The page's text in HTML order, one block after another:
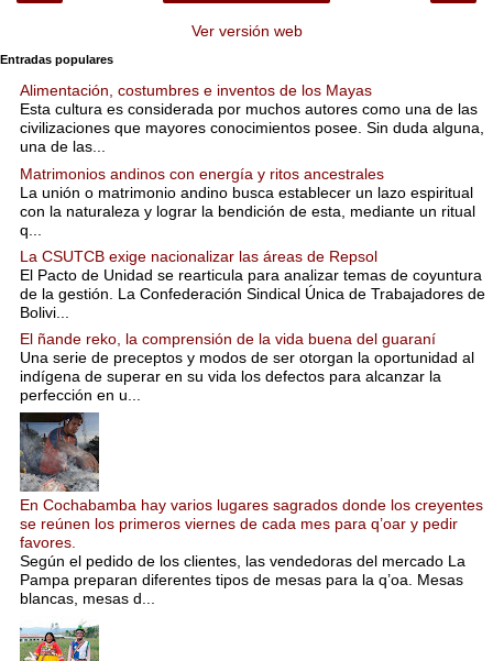
Ver versión web
Entradas populares
Alimentación, costumbres e inventos de los Mayas
Esta cultura es considerada por muchos autores como una de las
civilizaciones que mayores conocimientos posee. Sin duda alguna,
una de las...
Matrimonios andinos con energía y ritos ancestrales
La unión o matrimonio andino busca establecer un lazo espiritual
con la naturaleza y lograr la bendición de esta, mediante un ritual
q...
La CSUTCB exige nacionalizar las áreas de Repsol
El Pacto de Unidad se rearticula para analizar temas de coyuntura
de la gestión. La Confederación Sindical Única de Trabajadores de
Bolivi...
El ñande reko, la comprensión de la vida buena del guaraní
Una serie de preceptos y modos de ser otorgan la oportunidad al
indígena de superar en su vida los defectos para alcanzar la
perfección en u...
En Cochabamba hay varios lugares sagrados donde los creyentes
se reúnen los primeros viernes de cada mes para q’oar y pedir
favores.
Según el pedido de los clientes, las vendedoras del mercado La
Pampa preparan diferentes tipos de mesas para la q’oa. Mesas
blancas, mesas d...